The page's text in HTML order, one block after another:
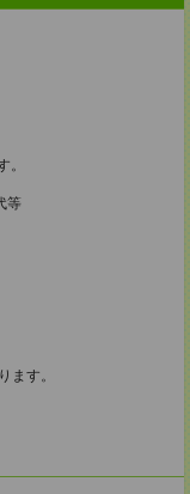
。
等
ます。